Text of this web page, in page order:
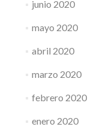
junio 2020
mayo 2020
abril 2020
marzo 2020
febrero 2020
enero 2020